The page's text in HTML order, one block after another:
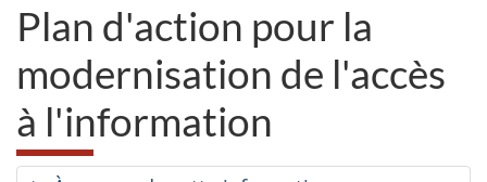
Plan d'action pour la
modernisation de l'accès
à l'information